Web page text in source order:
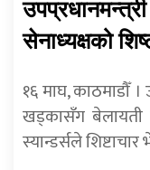
सेनाध्यक्षको
१६ माघ, काठमाडौँ ।
खड्कासँग बेलायती
स्यान्डर्सले